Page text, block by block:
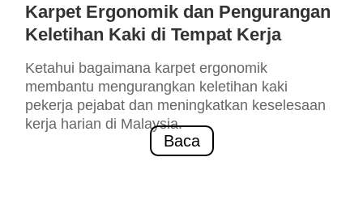
Karpet Ergonomik dan Pengurangan
Keletihan Kaki di Tempat Kerja
Ketahui bagaimana karpet ergonomik
membantu mengurangkan keletihan kaki
pekerja pejabat dan meningkatkan keselesaan
kerja harian di Malaysia.
Baca